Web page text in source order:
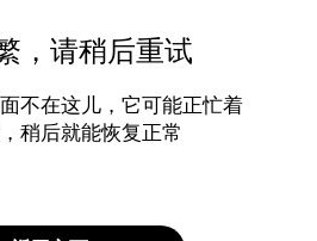
，请稍后重试
不在这儿，它可能正忙着
稍后就能恢复正常